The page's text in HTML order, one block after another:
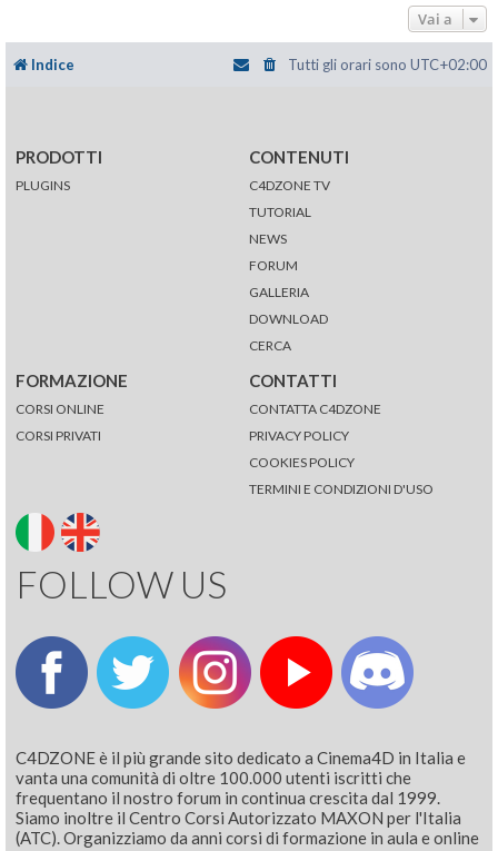
Vai a
Indice Tutti gli orari sono UTC+02:00
PRODOTTI
PLUGINS
CONTENUTI
C4DZONE TV
TUTORIAL
NEWS
FORUM
GALLERIA
DOWNLOAD
CERCA
FORMAZIONE
CORSI ONLINE
CORSI PRIVATI
CONTATTI
CONTATTA C4DZONE
PRIVACY POLICY
COOKIES POLICY
TERMINI E CONDIZIONI D'USO
FOLLOW US
C4DZONE è il più grande sito dedicato a Cinema4D in Italia e
vanta una comunità di oltre 100.000 utenti iscritti che
frequentano il nostro forum in continua crescita dal 1999.
Siamo inoltre il Centro Corsi Autorizzato MAXON per l'Italia
(ATC). Organizziamo da anni corsi di formazione in aula e online